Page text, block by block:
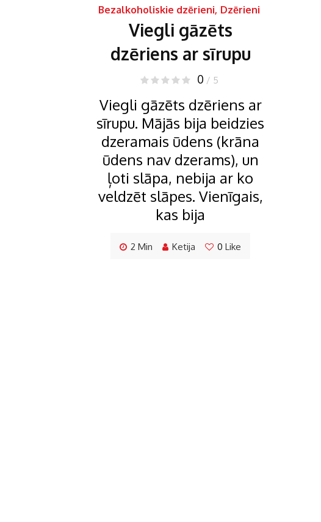
Bezalkoholiskie dzērieni, Dzērieni
Viegli gāzēts
dzēriens ar sīrupu
0 / 5
Viegli gāzēts dzēriens ar
sīrupu. Mājās bija beidzies
dzeramais ūdens (krāna
ūdens nav dzerams), un
ļoti slāpa, nebija ar ko
veldzēt slāpes. Vienīgais,
kas bija
2 Min Ketija 0 Like